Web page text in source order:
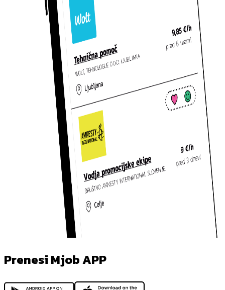
Prenesi Mjob APP